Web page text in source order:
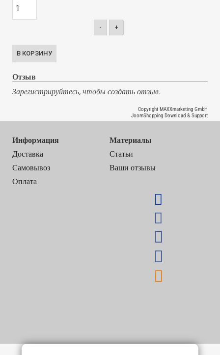
- +
Отзыв
Зарегистрируйтесь, чтобы создать отзыв.
Copyright MAXXmarketing GmbH
JoomShopping Download & Support
Информация
Доставка
Самовывоз
Оплата
Материалы
Статьи
Ваши отзывы